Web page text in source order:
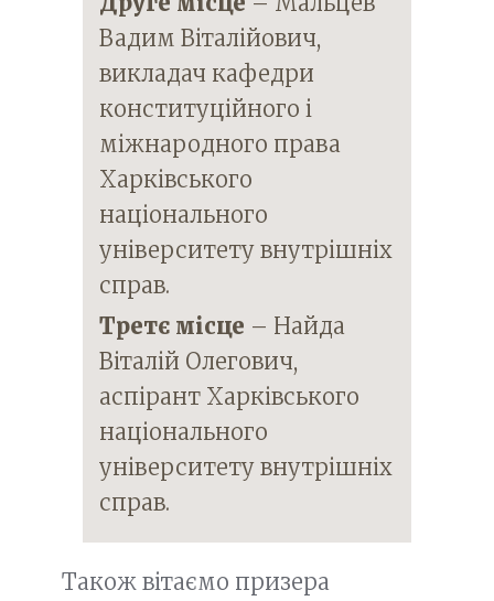
Вадим Віталійович,
викладач кафедри
конституційного і
міжнародного права
Харківського
національного
університету внутрішніх
справ.
Третє місце – Найда
Віталій Олегович,
аспірант Харківського
національного
університету внутрішніх
справ.
Також вітаємо призера